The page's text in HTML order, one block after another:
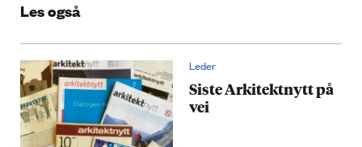
Les også
Leder
Siste Arkitektnytt på
vei